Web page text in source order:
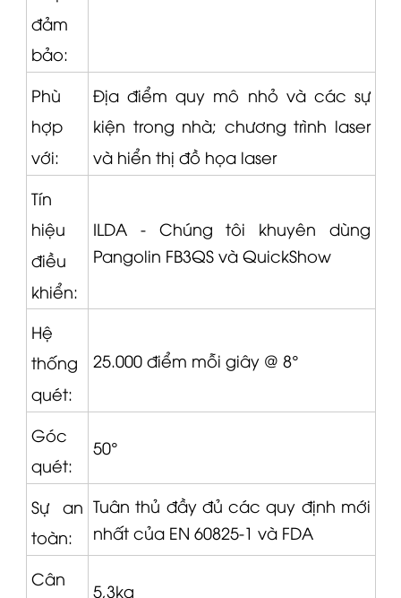
đảm
bảo:
Phù
hợp
với:
Địa điểm quy mô nhỏ và các sự
kiện trong nhà; chương trình laser
và hiển thị đồ họa laser
Tín
hiệu
điều
khiển:
ILDA - Chúng tôi khuyên dùng
Pangolin FB3QS và QuickShow
Hệ
thống
quét:
25.000 điểm mỗi giây @ 8°
Góc
quét:
50°
Sự an
toàn:
Tuân thủ đầy đủ các quy định mới
nhất của EN 60825-1 và FDA
Cân
5,3kg